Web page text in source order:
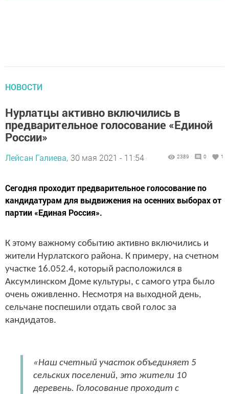
НОВОСТИ
Нурлатцы активно включились в
предварительное голосование «Единой
России»
Лейсан Галиева, 30 мая 2021 - 11:54 2389 0 1
​​​​​​​Сегодня проходит предварительное голосование по
кандидатурам для выдвижения на осенних выборах от
партии «Единая Россия».
К этому важному событию активно включились и
жители Нурлатского района. К примеру, на счетном
участке 16.052.4, который расположился в
Аксумлинском Доме культуры, с самого утра было
очень оживленно. Несмотря на выходной день,
сельчане поспешили отдать свой голос за
кандидатов.
«Наш счетный участок объединяет 5
сельских поселений, это жители 10
деревень. Голосование проходит с